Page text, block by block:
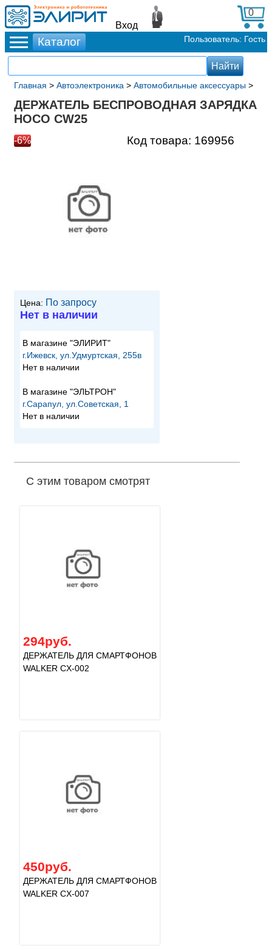
Вход
0
Пользователь: Гость
Главная > Автоэлектроника > Автомобильные аксессуары >
ДЕРЖАТЕЛЬ БЕСПРОВОДНАЯ ЗАРЯДКА
HOCO CW25
-6% Код товара: 169956
Цена: По запросу
Нет в наличии
В магазине "ЭЛИРИТ"
г.Ижевск, ул.Удмуртская, 255в
Нет в наличии
В магазине "ЭЛЬТРОН"
г.Сарапул, ул.Советская, 1
Нет в наличии
С этим товаром смотрят
294руб.
ДЕРЖАТЕЛЬ ДЛЯ СМАРТФОНОВ
WALKER CX-002
450руб.
ДЕРЖАТЕЛЬ ДЛЯ СМАРТФОНОВ
WALKER CX-007